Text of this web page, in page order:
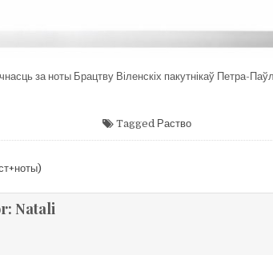
за ноты Брацтву Віленскіх пакутнікаў Петра-
Tagged Раство
Natali